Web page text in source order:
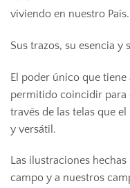
viviendo en nuestro País.
Sus trazos, su esencia
El poder único que
permitido coincidir para
través de las telas que
y versátil.
Las ilustraciones
campo y a nuestros